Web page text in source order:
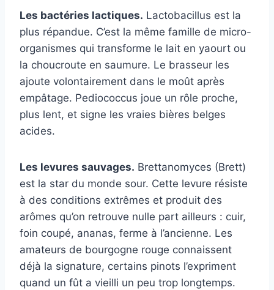
Les bactéries lactiques. Lactobacillus est la
plus répandue. C’est la même famille de micro-
organismes qui transforme le lait en yaourt ou
la choucroute en saumure. Le brasseur les
ajoute volontairement dans le moût après
empâtage. Pediococcus joue un rôle proche,
plus lent, et signe les vraies bières belges
acides.
Les levures sauvages. Brettanomyces (Brett)
est la star du monde sour. Cette levure résiste
à des conditions extrêmes et produit des
arômes qu’on retrouve nulle part ailleurs : cuir,
foin coupé, ananas, ferme à l’ancienne. Les
amateurs de bourgogne rouge connaissent
déjà la signature, certains pinots l’expriment
quand un fût a vieilli un peu trop longtemps.